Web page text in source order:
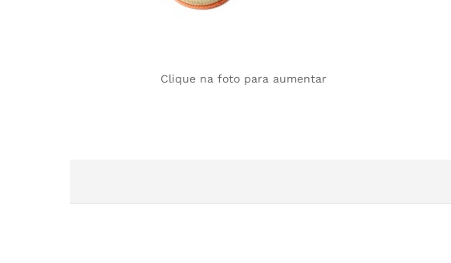
Clique na foto para aumentar